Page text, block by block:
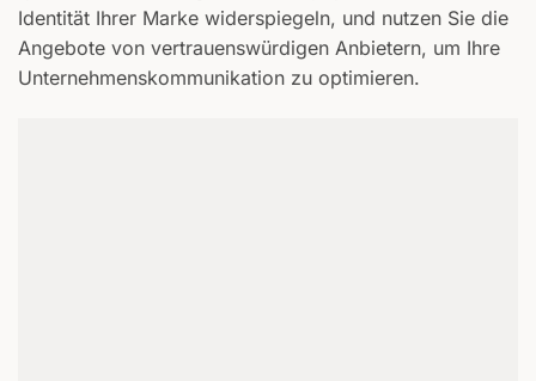
Identität Ihrer Marke widerspiegeln, und nutzen Sie die
Angebote von vertrauenswürdigen Anbietern, um Ihre
Unternehmenskommunikation zu optimieren.